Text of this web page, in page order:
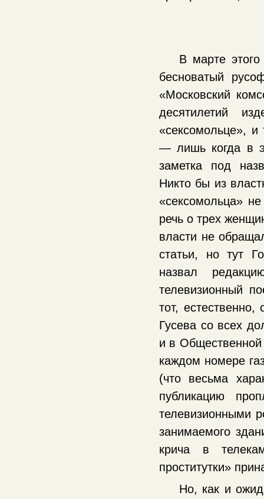
В марте
бесноватый
«Московский
десятилетий
«сексомольце», и
— лишь когда в
заметка под
Никто бы из
«сексомольца»
речь о трех
власти не
статьи, но тут
назвал
телевизионный
тот,
Гусева со всех
и в Общественной
каждом номере
(что весьма
публикацию
телевизионными
занимаемого
крича в
проститутки»
Но, как и